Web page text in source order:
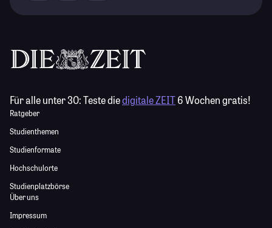
Für alle unter 30:Teste diedigitale ZEIT6 Wochen gratis!
Ratgeber
Studienthemen
Studienformate
Hochschulorte
Studienplatzbörse
Über uns
Impressum